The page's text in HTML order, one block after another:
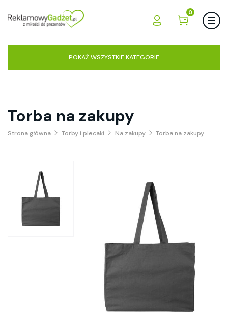
0
POKAŻ WSZYSTKIE KATEGORIE
Torba na zakupy
Strona główna Torby i plecaki Na zakupy Torba na zakupy